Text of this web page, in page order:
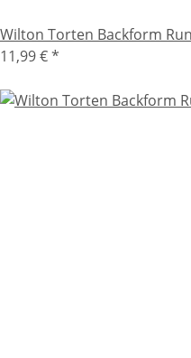
Wilton Torten Backform
11,99 €*